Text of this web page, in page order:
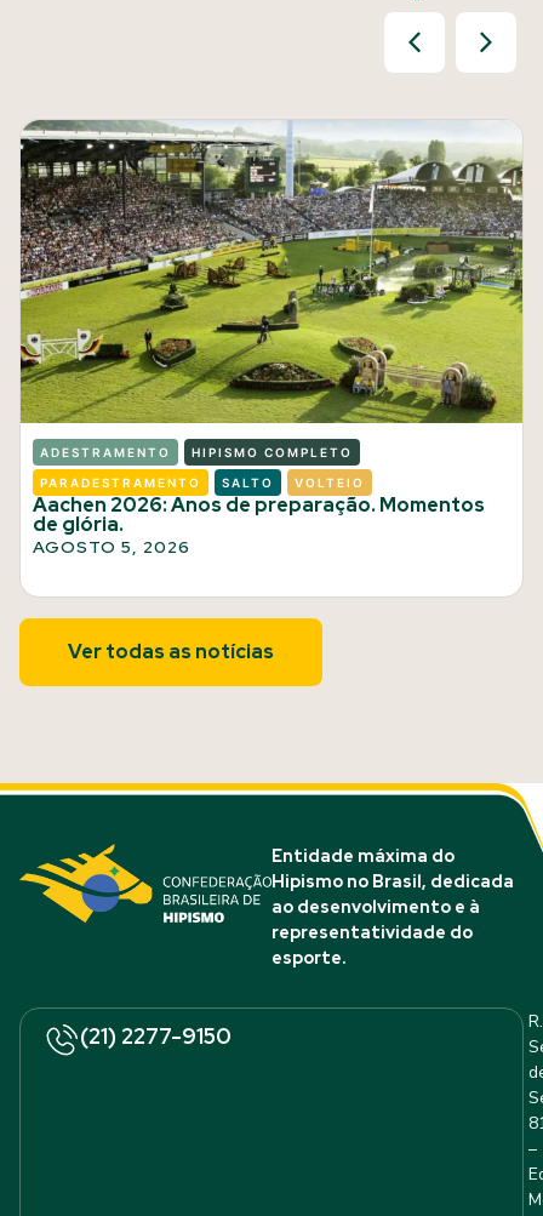
ADESTRAMENTO HIPISMO COMPLETO
PARADESTRAMENTO SALTO VOLTEIO
Aachen 2026: Anos de preparação. Momentos
de glória.
AGOSTO 5, 2026
Ver todas as notícias
Entidade máxima do
Hipismo no Brasil, dedicada
ao desenvolvimento e à
representatividade do
esporte.
(21) 2277-9150
R.
–